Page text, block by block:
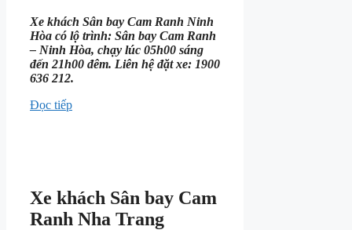
Xe khách Sân bay Cam Ranh Ninh
Hòa có lộ trình: Sân bay Cam Ranh
– Ninh Hòa, chạy lúc 05h00 sáng
đến 21h00 đêm. Liên hệ đặt xe: 1900
636 212.
Đọc tiếp
Xe khách Sân bay Cam
Ranh Nha Trang